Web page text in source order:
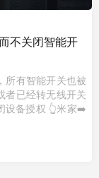
不关闭智能开
有智能开关也被
者已经转无线开关
设备授权 👆米家➡️